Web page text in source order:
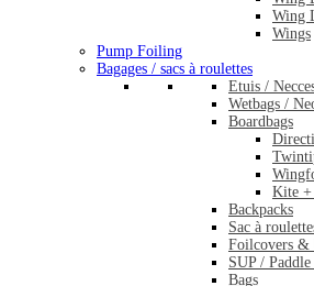
Wing
Wings
Pump Foiling
Bagages / sacs à roulettes
Etuis /
Wetbags /
Boardbags
Kite +
Backpacks
Sac à
Foilcovers &
SUP / Paddle
Bags